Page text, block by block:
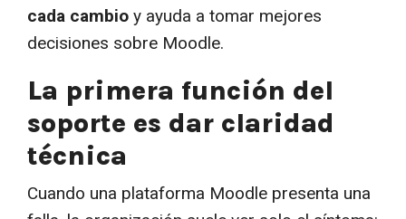
cada cambio y ayuda a tomar mejores
decisiones sobre Moodle.
La primera función del
soporte es dar claridad
técnica
Cuando una plataforma Moodle presenta una